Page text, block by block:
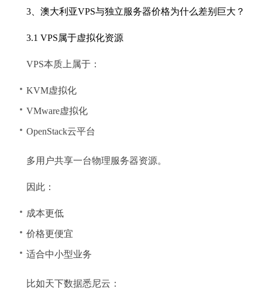
3、澳大利亚VPS与独立服务器价格为什么差别巨大？
3.1 VPS属于虚拟化资源
VPS本质上属于：
KVM虚拟化
VMware虚拟化
OpenStack云平台
多用户共享一台物理服务器资源。
因此：
成本更低
价格更便宜
适合中小型业务
比如天下数据悉尼云：